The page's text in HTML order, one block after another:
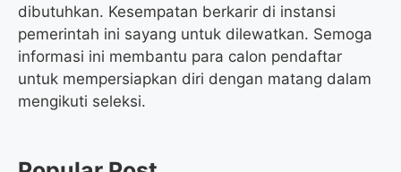
dibutuhkan. Kesempatan berkarir di instansi
pemerintah ini sayang untuk dilewatkan. Semoga
informasi ini membantu para calon pendaftar
untuk mempersiapkan diri dengan matang dalam
mengikuti seleksi.